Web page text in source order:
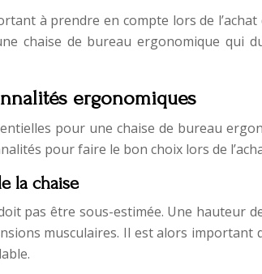
à prendre en compte lors de l’achat
chaise de bureau ergonomique qui
ergonomiques
pour une chaise de bureau
pour faire le bon choix lors de
la chaise
pas être sous-estimée. Une hauteur
musculaires. Il est alors important